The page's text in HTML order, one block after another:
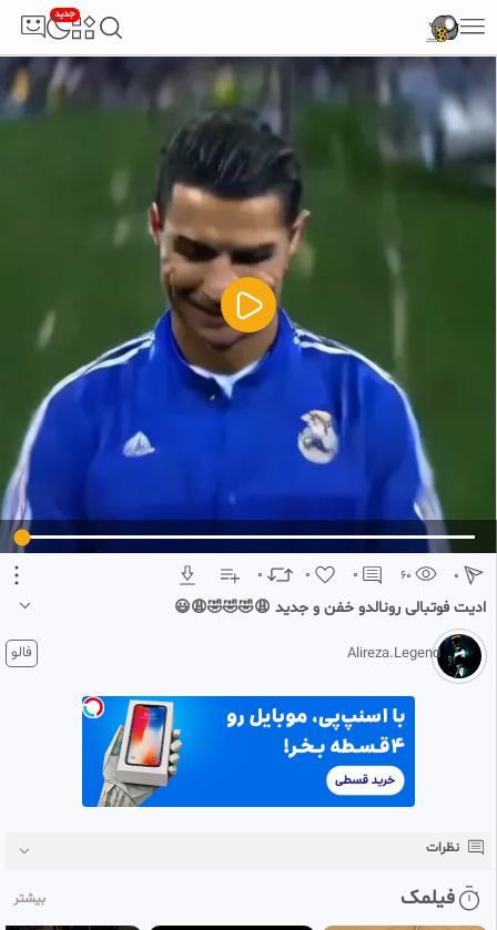
جدید
0 0 0 60 0
ادیت فوتبالی رونالدو خفن و جدید 😩🤣🤣🤣😩😃
ممنون از حمایتتان با تشکر که ما را دنبال کردید
Alireza.Legend فالو
نظرات
فیلمک بیشتر